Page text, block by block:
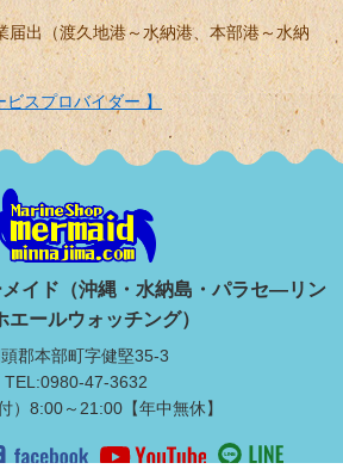
届出（渡久地港～水納港、本部港～水納
スプロバイダー 】
イド（沖縄・水納島・パラセ―リン
エールウォッチング）
頭郡本部町字健堅35-3
TEL:0980-47-3632
）8:00～21:00【年中無休】